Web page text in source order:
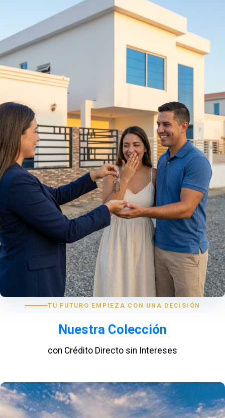
TU FUTURO EMPIEZA CON UNA DECISIÓN
Nuestra Colección
con Crédito Directo sin Intereses